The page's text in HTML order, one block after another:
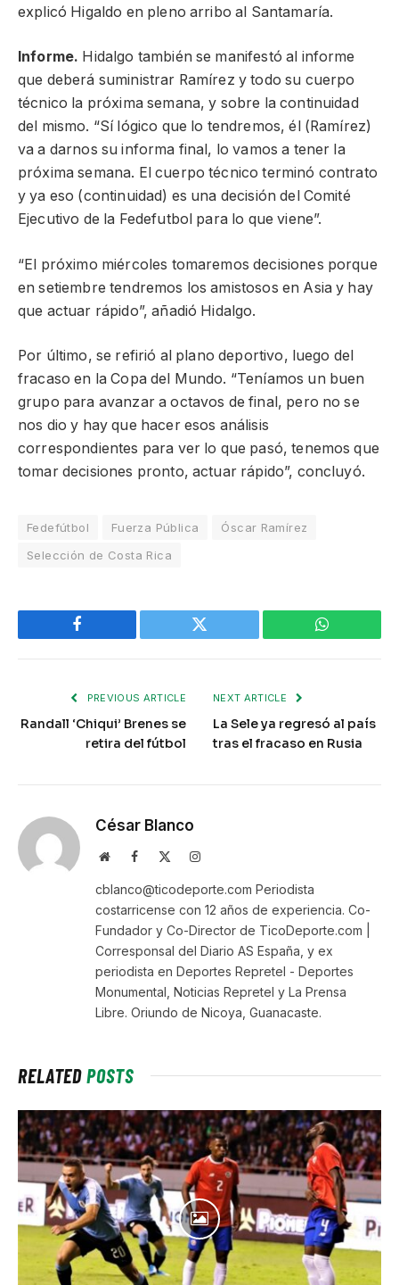
explicó Higaldo en pleno arribo al Santamaría.
Informe. Hidalgo también se manifestó al informe
que deberá suministrar Ramírez y todo su cuerpo
técnico la próxima semana, y sobre la continuidad
del mismo. “Sí lógico que lo tendremos, él (Ramírez)
va a darnos su informa final, lo vamos a tener la
próxima semana. El cuerpo técnico terminó contrato
y ya eso (continuidad) es una decisión del Comité
Ejecutivo de la Fedefutbol para lo que viene”.
“El próximo miércoles tomaremos decisiones porque
en setiembre tendremos los amistosos en Asia y hay
que actuar rápido”, añadió Hidalgo.
Por último, se refirió al plano deportivo, luego del
fracaso en la Copa del Mundo. “Teníamos un buen
grupo para avanzar a octavos de final, pero no se
nos dio y hay que hacer esos análisis
correspondientes para ver lo que pasó, tenemos que
tomar decisiones pronto, actuar rápido”, concluyó.
Fedefútbol Fuerza Pública
Óscar Ramírez
Selección de Costa Rica
Facebook Twitter WhatsApp
PREVIOUS ARTICLE
Randall ‘Chiqui’ Brenes se
retira del fútbol
NEXT ARTICLE
La Sele ya regresó al país
tras el fracaso en Rusia
César Blanco
WebsiteFacebook Instagram
cblanco@ticodeporte.com Periodista
costarricense con 12 años de experiencia. Co-
Fundador y Co-Director de TicoDeporte.com |
Corresponsal del Diario AS España, y ex
periodista en Deportes Repretel - Deportes
Monumental, Noticias Repretel y La Prensa
Libre. Oriundo de Nicoya, Guanacaste.
RELATEDPOSTS